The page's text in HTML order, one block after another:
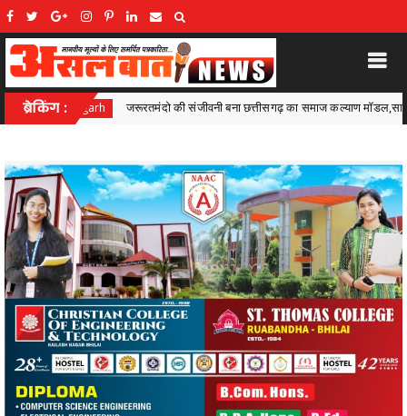
ब्रेकिंग :
का समाज कल्याण मॉडल,सामाजिक सुरक्षा से आत्मनिर्भरता की राह पर